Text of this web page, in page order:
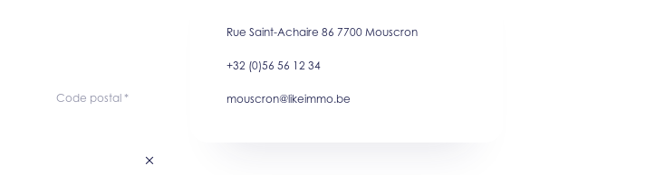
Code postal *
Rue Saint-Achaire 86 7700 Mouscron
+32 (0)56 56 12 34
mouscron@likeimmo.be